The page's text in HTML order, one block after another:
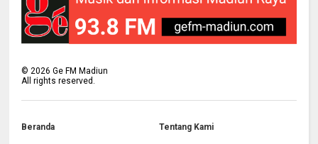
©2026 Ge FM Madiun
All rights reserved.
Beranda Tentang Kami